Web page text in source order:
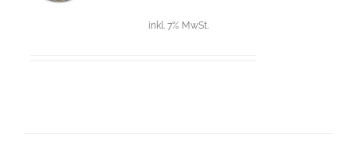
inkl. 7% MwSt.